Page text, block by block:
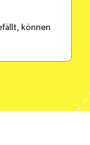
können